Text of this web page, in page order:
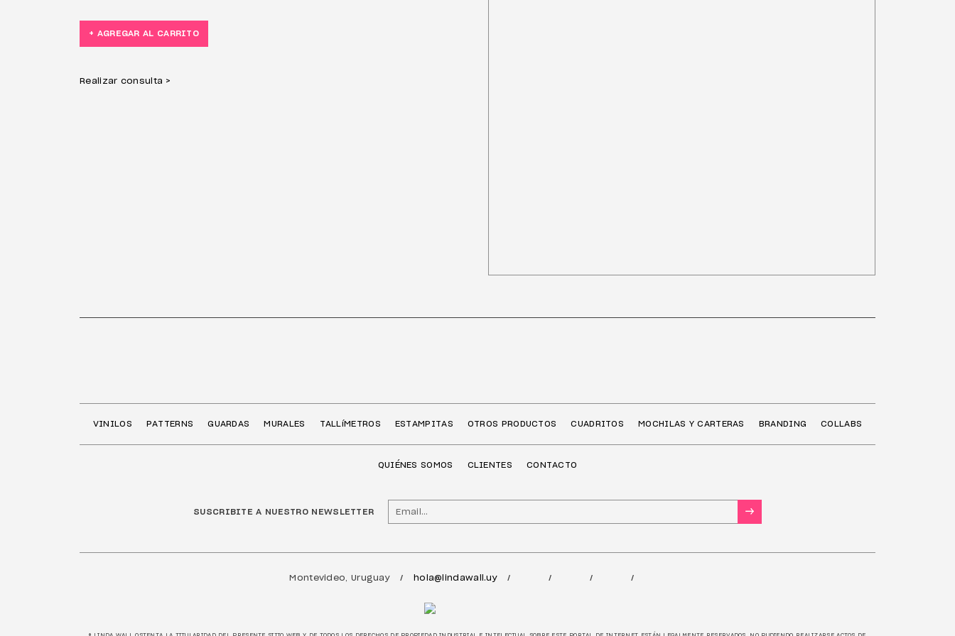
+ AGREGAR AL CARRITO
Realizar consulta >
VINILOS PATTERNS GUARDAS MURALES TALLíMETROS ESTAMPITAS OTROS PRODUCTOS CUADRITOS MOCHILAS Y CARTERAS BRANDING COLLABS
QUIÉNES SOMOS CLIENTES CONTACTO
SUSCRIBITE A NUESTRO NEWSLETTER →
Montevideo, Uruguay / hola@lindawall.uy / / / /